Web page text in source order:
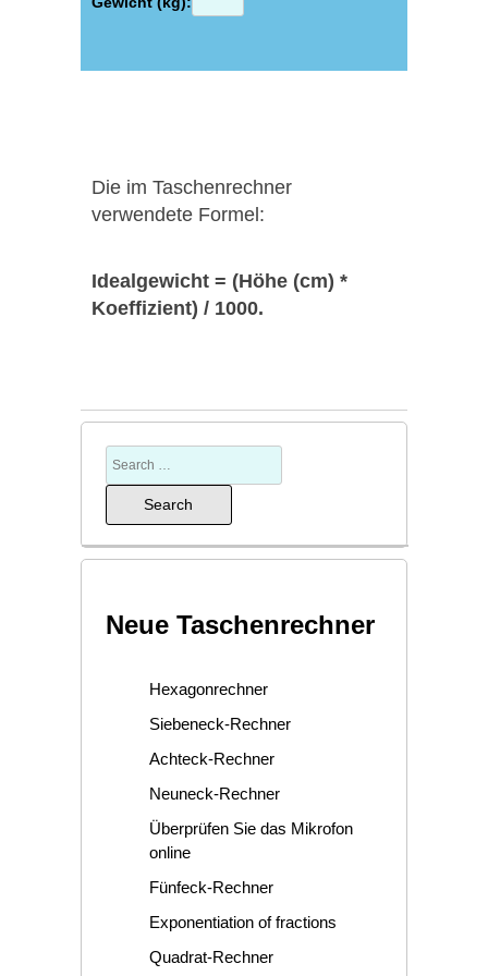
Die im Taschenrechner
verwendete Formel:
Idealgewicht = (Höhe (cm) *
Koeffizient) / 1000.
Neue Taschenrechner
Hexagonrechner
Siebeneck-Rechner
Achteck-Rechner
Neuneck-Rechner
Überprüfen Sie das Mikrofon
online
Fünfeck-Rechner
Exponentiation of fractions
Quadrat-Rechner